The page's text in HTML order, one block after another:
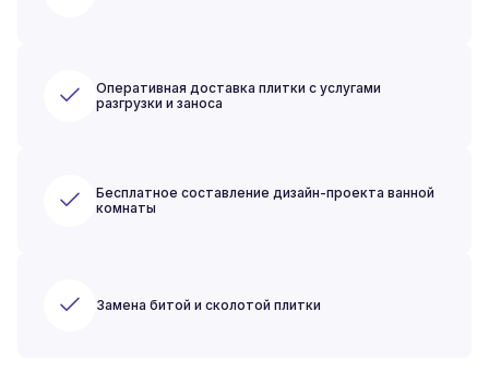
Оперативная доставка плитки с услугами
разгрузки и заноса
Бесплатное составление дизайн-проекта ванной
комнаты
Замена битой и сколотой плитки